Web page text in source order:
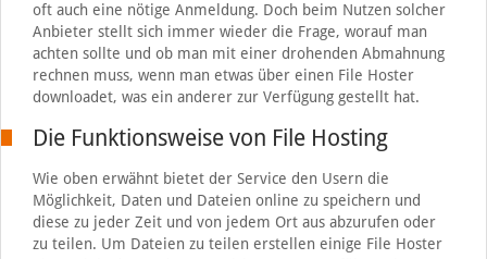
oft auch eine nötige Anmeldung. Doch beim Nutzen solcher
Anbieter stellt sich immer wieder die Frage, worauf man
achten sollte und ob man mit einer drohenden Abmahnung
rechnen muss, wenn man etwas über einen File Hoster
downloadet, was ein anderer zur Verfügung gestellt hat.
Die Funktionsweise von File Hosting
Wie oben erwähnt bietet der Service den Usern die
Möglichkeit, Daten und Dateien online zu speichern und
diese zu jeder Zeit und von jedem Ort aus abzurufen oder
zu teilen. Um Dateien zu teilen erstellen einige File Hoster